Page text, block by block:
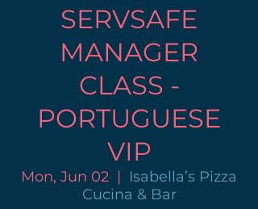
SERVSAFE
MANAGER
CLASS -
PORTUGUESE
VIP
Mon, Jun 02
  |
Isabella’s Pizza
Cucina & Bar